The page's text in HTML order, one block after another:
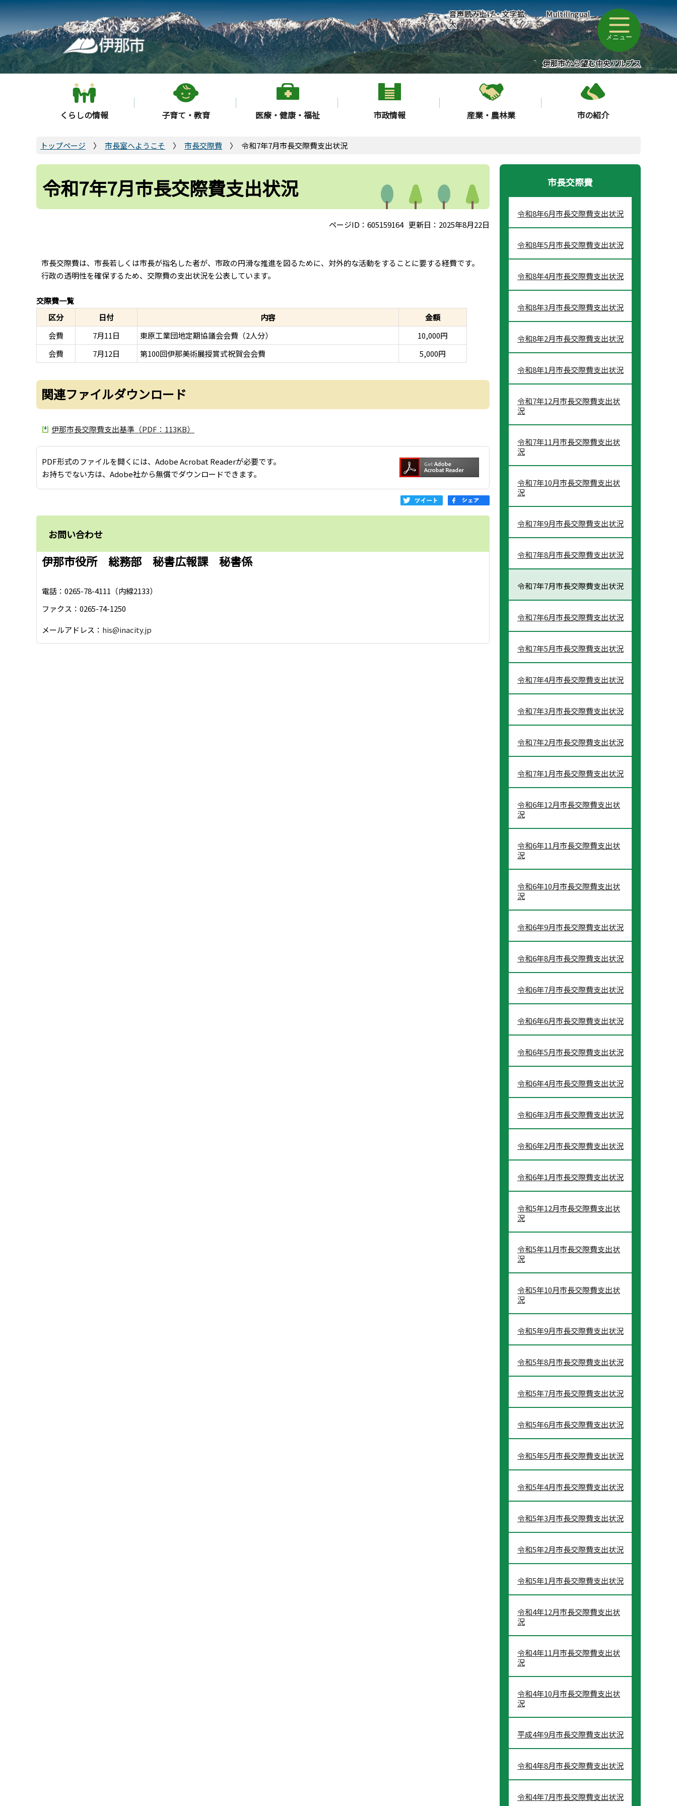
こ
の
ペ
ー
ジ
の
音声読み上げ・文字拡
大
Multilingual
メニュー
伊那市から望む中央アルプス
くらしの情報 子育て・教育 医療・健康・福祉 市政情報 産業・農林業 市の紹介
トップページ 市長室へようこそ 市長交際費 令和7年7月市長交際費支出状況
令和7年7月市長交際費支出状況
ページID：605159164 更新日：2025年8月22日
市長交際費は、市長若しくは市長が指名した者が、市政の円滑な推進を図るために、対外的な活動をすることに要する経費です。
行政の透明性を確保するため、交際費の支出状況を公表しています。
交際費一覧
区分
日付 内容
金額
会費
7月11日 東原工業団地定期協議会会費（2人分）
10,000円
会費
7月12日 第100回伊那美術展授賞式祝賀会会費 5,000円
関連ファイルダウンロード
伊那市長交際費支出基準（PDF：113KB）
PDF形式のファイルを開くには、Adobe Acrobat Readerが必要です。
お持ちでない方は、Adobe社から無償でダウンロードできます。
お問い合わせ
伊那市役所 総務部 秘書広報課 秘書係
電話：0265-78-4111（内線2133）
ファクス：0265-74-1250
メールアドレス： his@inacity.jp
市長交際費
令和8年6月市長交際費支出状況
令和8年5月市長交際費支出状況
令和8年4月市長交際費支出状況
令和8年3月市長交際費支出状況
令和8年2月市長交際費支出状況
令和8年1月市長交際費支出状況
令和7年12月市長交際費支出状
況
令和7年11月市長交際費支出状
況
令和7年10月市長交際費支出状
況
令和7年9月市長交際費支出状況
令和7年8月市長交際費支出状況
令和7年7月市長交際費支出状況
令和7年6月市長交際費支出状況
令和7年5月市長交際費支出状況
令和7年4月市長交際費支出状況
令和7年3月市長交際費支出状況
令和7年2月市長交際費支出状況
令和7年1月市長交際費支出状況
令和6年12月市長交際費支出状
況
令和6年11月市長交際費支出状
況
令和6年10月市長交際費支出状
況
令和6年9月市長交際費支出状況
令和6年8月市長交際費支出状況
令和6年7月市長交際費支出状況
令和6年6月市長交際費支出状況
令和6年5月市長交際費支出状況
令和6年4月市長交際費支出状況
令和6年3月市長交際費支出状況
令和6年2月市長交際費支出状況
令和6年1月市長交際費支出状況
令和5年12月市長交際費支出状
況
令和5年11月市長交際費支出状
況
令和5年10月市長交際費支出状
況
令和5年9月市長交際費支出状況
令和5年8月市長交際費支出状況
令和5年7月市長交際費支出状況
令和5年6月市長交際費支出状況
令和5年5月市長交際費支出状況
令和5年4月市長交際費支出状況
令和5年3月市長交際費支出状況
令和5年2月市長交際費支出状況
令和5年1月市長交際費支出状況
令和4年12月市長交際費支出状
況
令和4年11月市長交際費支出状
況
令和4年10月市長交際費支出状
況
平成4年9月市長交際費支出状況
令和4年8月市長交際費支出状況
令和4年7月市長交際費支出状況